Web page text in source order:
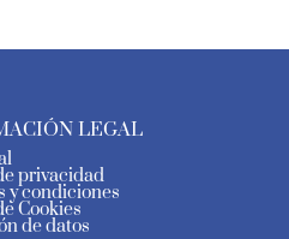
LEGAL
privacidad
y condiciones
Cookies
de datos